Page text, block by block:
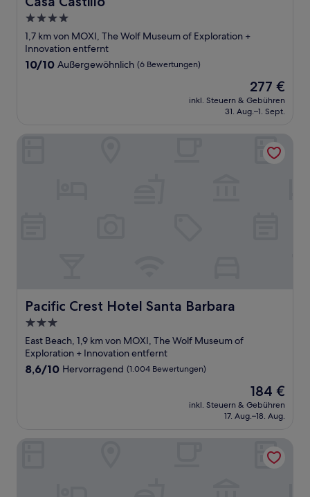
4.0-
Sterne-
Unterkunft
1,7 km von MOXI, The Wolf Museum of Exploration +
Innovation entfernt
10.0
10/10 Außergewöhnlich (6 Bewertungen)
Der
Preis
beträgt
277 €
inkl. Steuern & Gebühren
31. Aug.–1. Sept.
Pacific Crest Hotel Santa Barbara
Pacific Crest Hotel Santa Barbara
3.0-
Sterne-
Unterkunft
East Beach, 1,9 km von MOXI, The Wolf Museum of
Exploration + Innovation entfernt
8.6
8,6/10 Hervorragend (1.004 Bewertungen)
Der
Preis
beträgt
184 €
inkl. Steuern & Gebühren
17. Aug.–18. Aug.